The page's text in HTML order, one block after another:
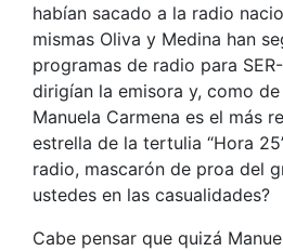
habían sacado a la radio
mismas Oliva y Medina han
programas de radio para
dirigían la emisora y, como
Manuela Carmena es el más
estrella de la tertulia “Hora
radio, mascarón de proa del
ustedes en las casualidades?
Cabe pensar que quizá